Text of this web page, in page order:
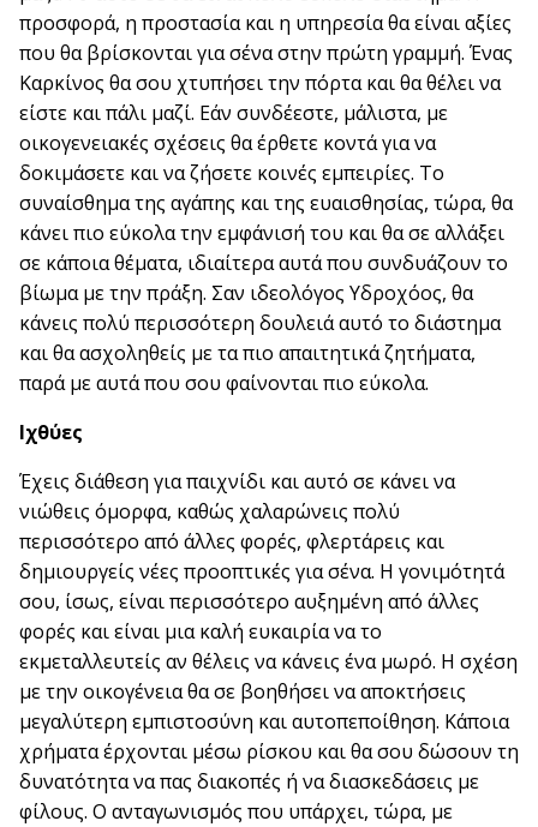
προσφορά, η προστασία και η υπηρεσία θα είναι αξίες
που θα βρίσκονται για σένα στην πρώτη γραμμή. Ένας
Καρκίνος θα σου χτυπήσει την πόρτα και θα θέλει να
είστε και πάλι μαζί. Εάν συνδέεστε, μάλιστα, με
οικογενειακές σχέσεις θα έρθετε κοντά για να
δοκιμάσετε και να ζήσετε κοινές εμπειρίες. Το
συναίσθημα της αγάπης και της ευαισθησίας, τώρα, θα
κάνει πιο εύκολα την εμφάνισή του και θα σε αλλάξει
σε κάποια θέματα, ιδιαίτερα αυτά που συνδυάζουν το
βίωμα με την πράξη. Σαν ιδεολόγος Υδροχόος, θα
κάνεις πολύ περισσότερη δουλειά αυτό το διάστημα
και θα ασχοληθείς με τα πιο απαιτητικά ζητήματα,
παρά με αυτά που σου φαίνονται πιο εύκολα.
Ιχθύες
Έχεις διάθεση για παιχνίδι και αυτό σε κάνει να
νιώθεις όμορφα, καθώς χαλαρώνεις πολύ
περισσότερο από άλλες φορές, φλερτάρεις και
δημιουργείς νέες προοπτικές για σένα. Η γονιμότητά
σου, ίσως, είναι περισσότερο αυξημένη από άλλες
φορές και είναι μια καλή ευκαιρία να το
εκμεταλλευτείς αν θέλεις να κάνεις ένα μωρό. Η σχέση
με την οικογένεια θα σε βοηθήσει να αποκτήσεις
μεγαλύτερη εμπιστοσύνη και αυτοπεποίθηση. Κάποια
χρήματα έρχονται μέσω ρίσκου και θα σου δώσουν τη
δυνατότητα να πας διακοπές ή να διασκεδάσεις με
φίλους. Ο ανταγωνισμός που υπάρχει, τώρα, με